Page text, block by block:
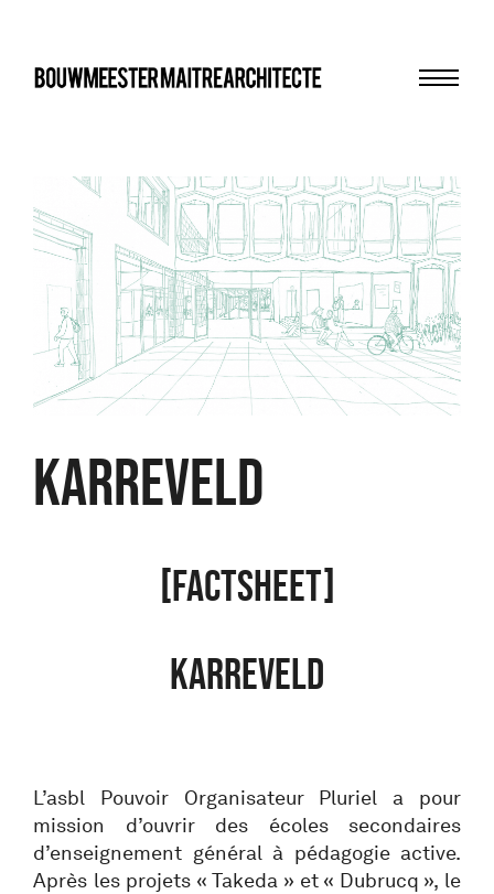
bma
KARREVELD
[FACTSHEET]
KARREVELD
L’asbl Pouvoir Organisateur Pluriel a pour
mission d’ouvrir des écoles secondaires
d’enseignement général à pédagogie active.
Après les projets « Takeda » et « Dubrucq », le